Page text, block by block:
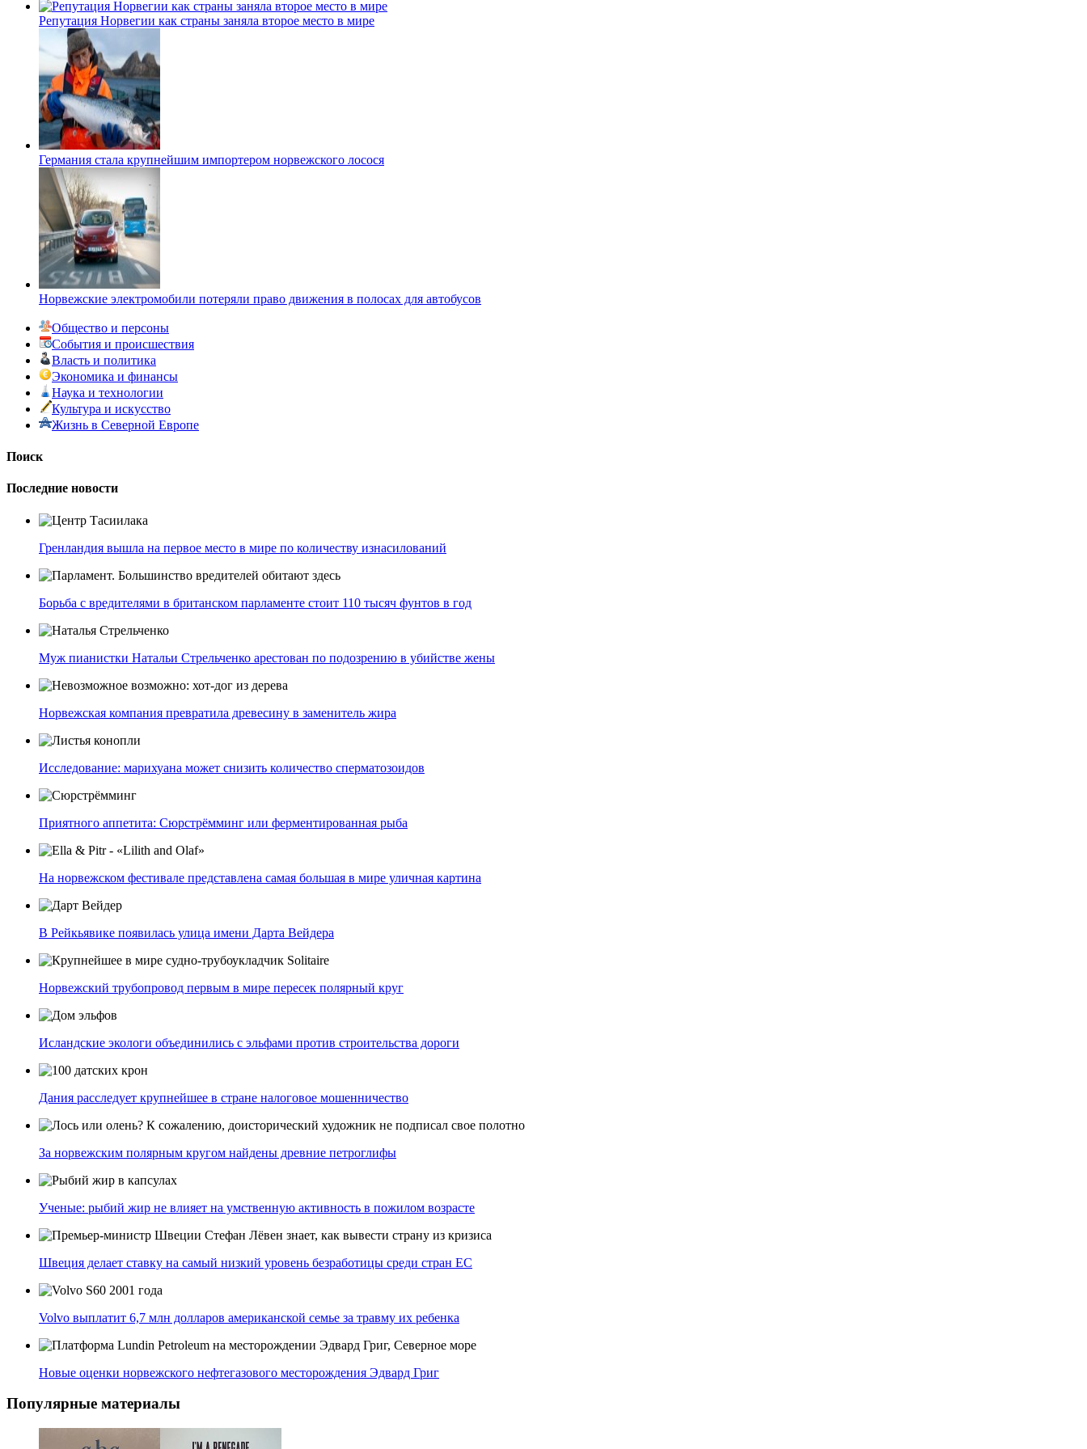
Репутация Норвегии как страны заняла второе место в мире
Германия стала крупнейшим импортером норвежского лосося
Норвежские электромобили потеряли право движения в полосах для автобусов
Общество и персоны
События и происшествия
Власть и политика
Экономика и финансы
Наука и технологии
Культура и искусство
Жизнь в Северной Европе
Поиск
Последние новости
Гренландия вышла на первое место в мире по количеству изнасилований
Борьба с вредителями в британском парламенте стоит 110 тысяч фунтов в год
Муж пианистки Натальи Стрельченко арестован по подозрению в убийстве жены
Норвежская компания превратила древесину в заменитель жира
Исследование: марихуана может снизить количество сперматозоидов
Приятного аппетита: Сюрстрёмминг или ферментированная рыба
На норвежском фестивале представлена самая большая в мире уличная картина
В Рейкьявике появилась улица имени Дарта Вейдера
Норвежский трубопровод первым в мире пересек полярный круг
Исландские экологи объединились с эльфами против строительства дороги
Дания расследует крупнейшее в стране налоговое мошенничество
За норвежским полярным кругом найдены древние петроглифы
Ученые: рыбий жир не влияет на умственную активность в пожилом возрасте
Швеция делает ставку на самый низкий уровень безработицы среди стран ЕС
Volvo выплатит 6,7 млн долларов американской семье за травму их ребенка
Новые оценки норвежского нефтегазового месторождения Эдвард Григ
Популярные материалы